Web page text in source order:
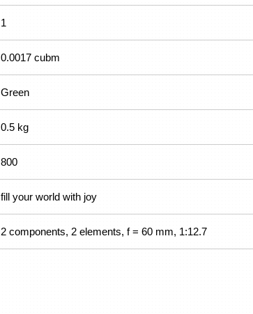
1
0.0017 cubm
Green
0.5 kg
800
fill your world with joy
2 components, 2 elements, f = 60 mm, 1:12.7